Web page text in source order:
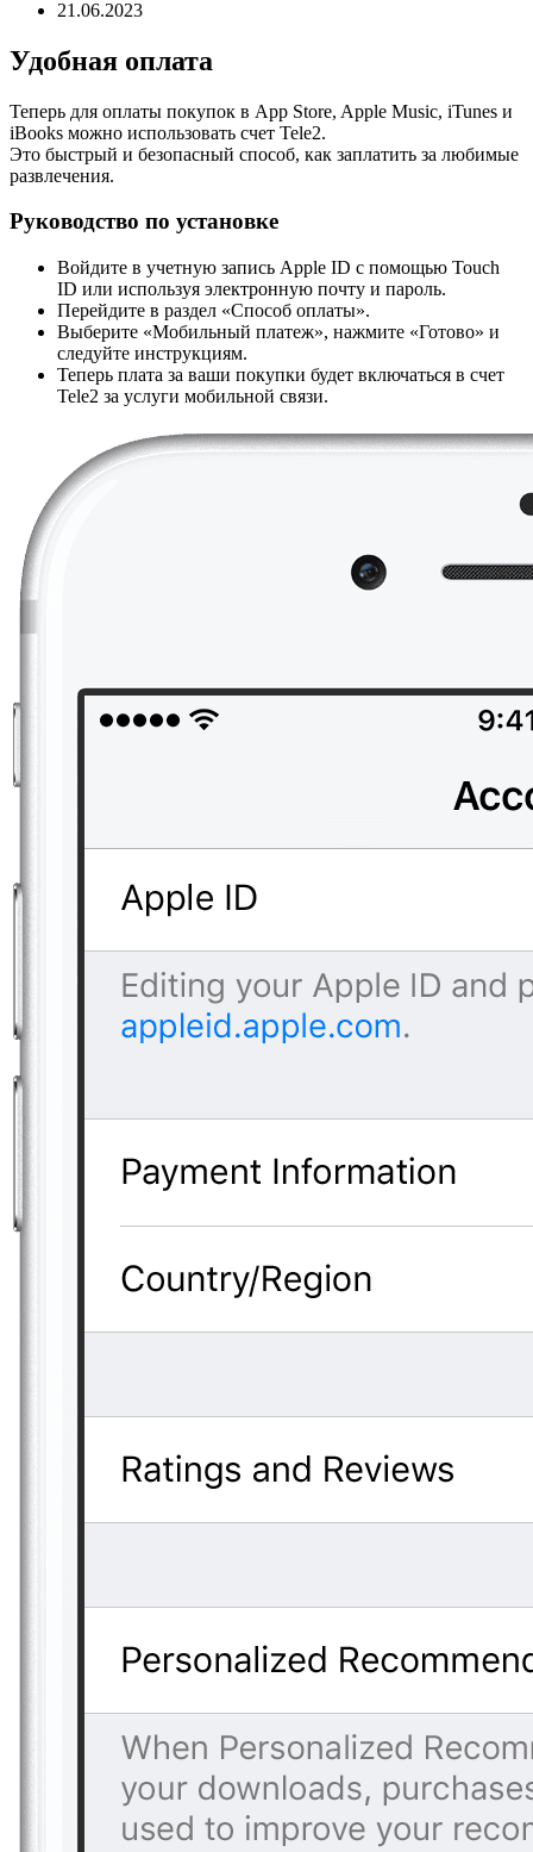
21.06.2023
Удобная оплата
Теперь для оплаты покупок в App Store, Apple Music, iTunes и
iBooks можно использовать счет Tele2.
Это быстрый и безопасный способ, как заплатить за любимые
развлечения.
Руководство по установке
Войдите в учетную запись Apple ID с помощью Touch
ID или используя электронную почту и пароль.
Перейдите в раздел «Способ оплаты».
Выберите «Мобильный платеж», нажмите «Готово» и
следуйте инструкциям.
Теперь плата за ваши покупки будет включаться в счет
Tele2 за услуги мобильной связи.